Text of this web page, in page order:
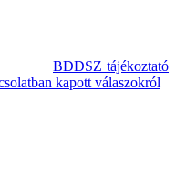
BDDSZ tájékoztató
kapott válaszokról